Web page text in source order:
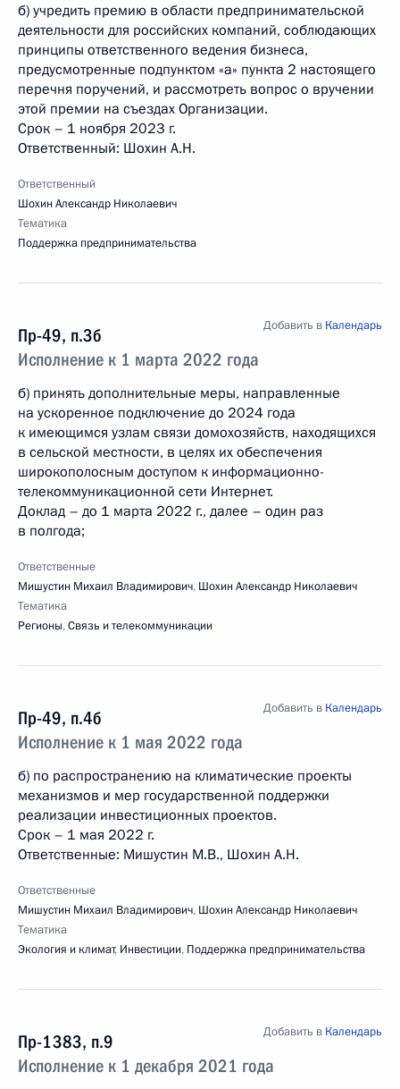
б) учредить премию в области предпринимательской
деятельности для российских компаний, соблюдающих
принципы ответственного ведения бизнеса,
предусмотренные подпунктом «а» пункта 2 настоящего
перечня поручений, и рассмотреть вопрос о вручении
этой премии на съездах Организации.
Срок – 1 ноября 2023 г.
Ответственный: Шохин А.Н.
Ответственный
Шохин Александр Николаевич
Тематика
Поддержка предпринимательства
Пр-49, п.3б
Исполнение к 1 марта 2022 года
Добавить в Календарь
б) принять дополнительные меры, направленные
на ускоренное подключение до 2024 года
к имеющимся узлам связи домохозяйств, находящихся
в сельской местности, в целях их обеспечения
широкополосным доступом к информационно-
телекоммуникационной сети Интернет.
Доклад – до 1 марта 2022 г., далее – один раз
в полгода;
Ответственные
Мишустин Михаил Владимирович, Шохин Александр Николаевич
Тематика
Регионы,Связь и телекоммуникации
Пр-49, п.4б
Исполнение к 1 мая 2022 года
Добавить в Календарь
б) по распространению на климатические проекты
механизмов и мер государственной поддержки
реализации инвестиционных проектов.
Срок – 1 мая 2022 г.
Ответственные: Мишустин М.В., Шохин А.Н.
Ответственные
Мишустин Михаил Владимирович, Шохин Александр Николаевич
Тематика
Экология и климат, Инвестиции, Поддержка предпринимательства
Пр-1383, п.9
Исполнение к 1 декабря 2021 года
Добавить в Календарь